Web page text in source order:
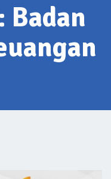
Badan